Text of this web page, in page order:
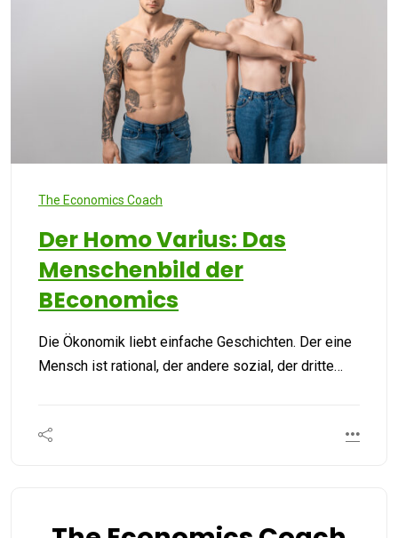
The Economics Coach
Der Homo Varius: Das
Menschenbild der
BEconomics
Die Ökonomik liebt einfache Geschichten. Der eine
Mensch ist rational, der andere sozial, der dritte…